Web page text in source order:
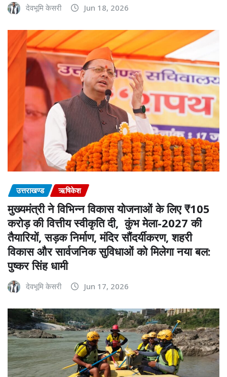
देवभूमि केसरी Jun 18, 2026
उत्तराखण्ड ऋषिकेश
मुख्यमंत्री ने विभिन्न विकास योजनाओं के लिए ₹105
करोड़ की वित्तीय स्वीकृति दी, कुंभ मेला-2027 की
तैयारियों, सड़क निर्माण, मंदिर सौंदर्यीकरण, शहरी
विकास और सार्वजनिक सुविधाओं को मिलेगा नया बल:
पुष्कर सिंह धामी
देवभूमि केसरी Jun 17, 2026